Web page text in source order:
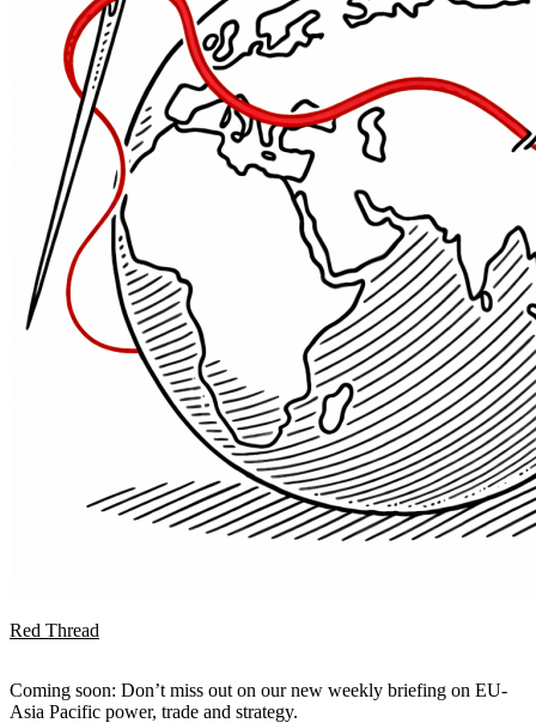
Red Thread
Coming soon: Don’t miss out on our new weekly briefing on EU-
Asia Pacific power, trade and strategy.